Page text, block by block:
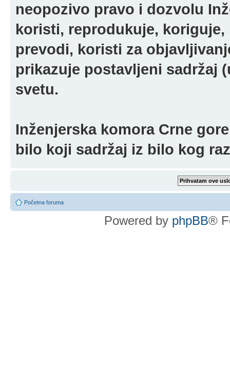
neopozivo pravo i dozvolu
koristi, reprodukuje,
prevodi, koristi za
prikazuje postavljeni sadržaj
svetu.
Inženjerska komora Crne
bilo koji sadržaj iz bilo kog
Početna foruma
Powered by phpBB®